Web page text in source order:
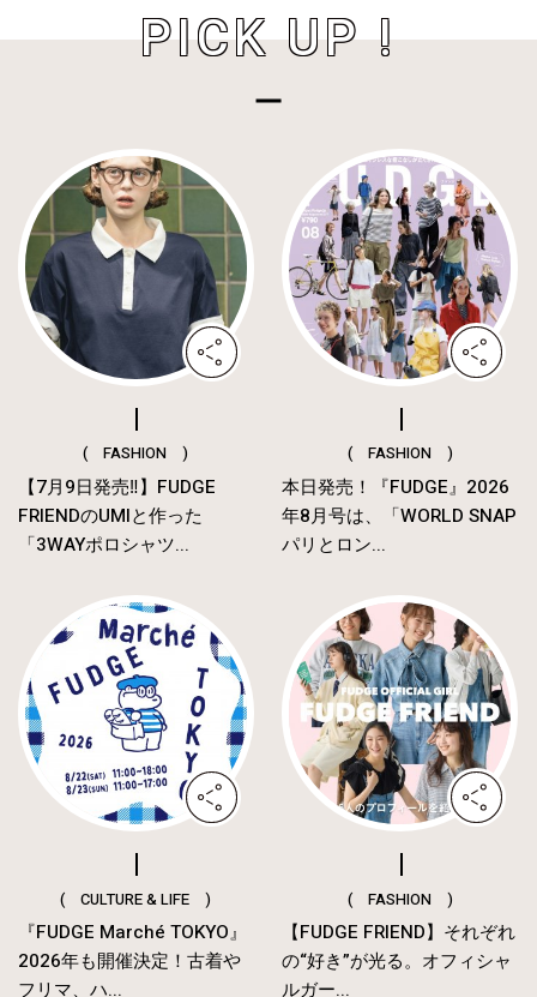
PICK UP !
( FASHION )
【7月9日発売‼︎】FUDGE
FRIENDのUMIと作った
「3WAYポロシャツ...
( FASHION )
本日発売！『FUDGE』2026
年8月号は、「WORLD SNAP
パリとロン...
( CULTURE & LIFE )
『FUDGE Marché TOKYO』
2026年も開催決定！古着や
フリマ、ハ...
( FASHION )
【FUDGE FRIEND】それぞれ
の“好き”が光る。オフィシャ
ルガー...